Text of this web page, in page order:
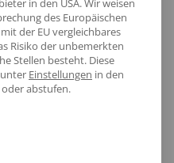
in den USA. Wir weisen
des Europäischen
der EU vergleichbares
Risiko der unbemerkten
Stellen besteht. Diese
Einstellungen in den
abstufen.
Gruppen, für die eine